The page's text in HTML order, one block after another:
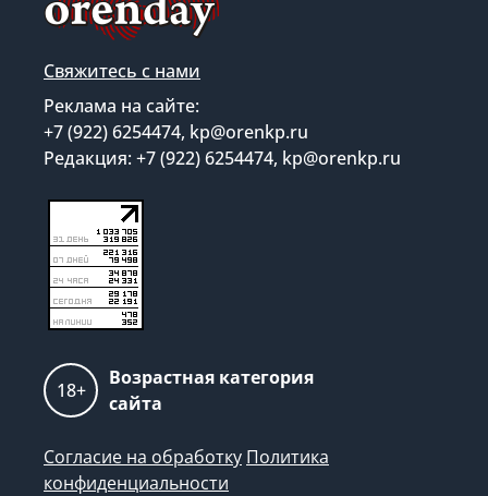
Свяжитесь с нами
Реклама на сайте:
+7 (922) 6254474, kp@orenkp.ru
Редакция: +7 (922) 6254474, kp@orenkp.ru
18+
Возрастная категория
сайта
Согласие на обработку Политика
конфиденциальности